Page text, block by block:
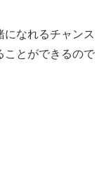
になれるチャンス
ことができるので